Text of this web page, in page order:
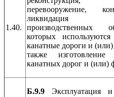
1.40.
перевооружение,
ликвидация
производственных
которых
канатные дороги и
также изготовление
канатных дорог и (или)
Б.9.9 Эксплуатация